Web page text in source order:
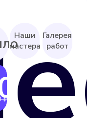
₽
₽
Наши
мастера
Галерея
работ